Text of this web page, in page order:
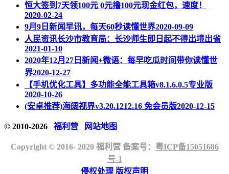
恒大签到7天领100元 0元撸100元现金红包，速度！
2020-02-24
9月9日新闻早讯，每天60秒读懂世界2020-09-09
人民资讯长沙市教育局：长沙师生即日起不得出境出省
2021-01-10
2020年12月27日新闻+微语：每早吃瓜时间带你读懂世
界2020-12-27
【手机优化工具】多功能全能工具箱v8.1.6.0.5专业版
2020-10-26
(安卓推荐)海阔视界v3.20.1212.16 免会员版2020-12-15
© 2010-2026 福利营 网站地图
Copyright © 2016- 2020 福利营 备案号： 粤ICP备15051686
号-1
侵权处理 版权声明